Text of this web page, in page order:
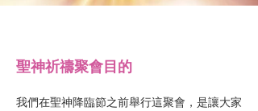
聖神祈禱聚會目的
我們在聖神降臨節之前舉行這聚會，是讓大家